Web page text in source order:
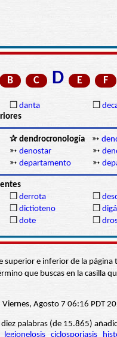
B C D E F
❒ danta ❒
✰ dendrocronología ➳
➳ denostar ➳
➳ departamento ➳
❒ derrota ❒
❒ dictioteno ❒
❒ dote ❒
superior e inferior de la
que buscas en la casilla
Agosto 7 06:16 PDT
diez palabras (de 15.865)
legionelosis ciclosporiasis